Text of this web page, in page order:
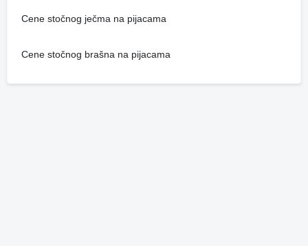
Cene stočnog ječma na pijacama
Cene stočnog brašna na pijacama